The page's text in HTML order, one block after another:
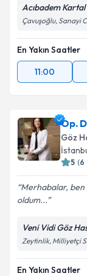
Acıbadem
Çavuşoğlu, Sanayi
En Yakın Saatler
11:00
Op.
Göz
5 (6
Merhabalar, ben
oldum...
Veni Vidi Göz
Zeytinlik, Milliyetçi
En Yakın Saatler